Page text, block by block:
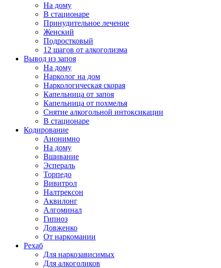
На дому
В стационаре
Принудительное лечение
Женский
Подростковый
12 шагов от алкоголизма
Вывод из запоя
На дому
Нарколог на дом
Наркологическая скорая
Капельница от запоя
Капельница от похмелья
Снятие алкогольной интоксикации
В стационаре
Кодирование
Анонимно
На дому
Вшивание
Эспераль
Торпедо
Вивитрол
Налтрексон
Аквилонг
Алгоминал
Гипноз
Довженко
От наркомании
Рехаб
Для наркозависимых
Для алкоголиков